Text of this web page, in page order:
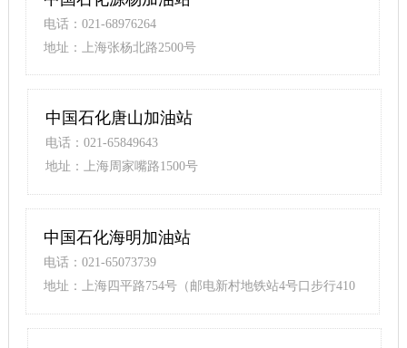
电话：021-68976264
地址：上海张杨北路2500号
中国石化唐山加油站
电话：021-65849643
地址：上海周家嘴路1500号
中国石化海明加油站
电话：021-65073739
地址：上海四平路754号（邮电新村地铁站4号口步行410